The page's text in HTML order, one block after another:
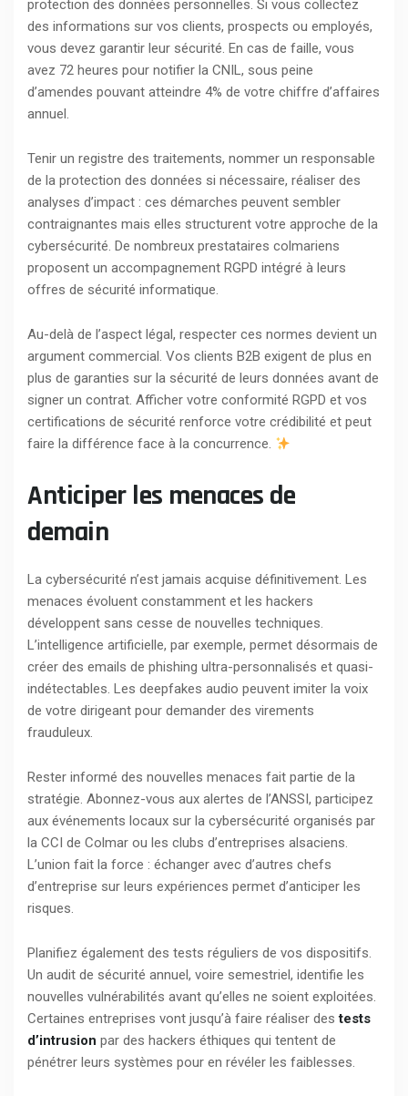
protection des données personnelles. Si vous collectez
des informations sur vos clients, prospects ou employés,
vous devez garantir leur sécurité. En cas de faille, vous
avez 72 heures pour notifier la CNIL, sous peine
d’amendes pouvant atteindre 4% de votre chiffre d’affaires
annuel.
Tenir un registre des traitements, nommer un responsable
de la protection des données si nécessaire, réaliser des
analyses d’impact : ces démarches peuvent sembler
contraignantes mais elles structurent votre approche de la
cybersécurité. De nombreux prestataires colmariens
proposent un accompagnement RGPD intégré à leurs
offres de sécurité informatique.
Au-delà de l’aspect légal, respecter ces normes devient un
argument commercial. Vos clients B2B exigent de plus en
plus de garanties sur la sécurité de leurs données avant de
signer un contrat. Afficher votre conformité RGPD et vos
certifications de sécurité renforce votre crédibilité et peut
faire la différence face à la concurrence.
Anticiper les menaces de
demain
La cybersécurité n’est jamais acquise définitivement. Les
menaces évoluent constamment et les hackers
développent sans cesse de nouvelles techniques.
L’intelligence artificielle, par exemple, permet désormais de
créer des emails de phishing ultra-personnalisés et quasi-
indétectables. Les deepfakes audio peuvent imiter la voix
de votre dirigeant pour demander des virements
frauduleux.
Rester informé des nouvelles menaces fait partie de la
stratégie. Abonnez-vous aux alertes de l’ANSSI, participez
aux événements locaux sur la cybersécurité organisés par
la CCI de Colmar ou les clubs d’entreprises alsaciens.
L’union fait la force : échanger avec d’autres chefs
d’entreprise sur leurs expériences permet d’anticiper les
risques.
Planifiez également des tests réguliers de vos dispositifs.
Un audit de sécurité annuel, voire semestriel, identifie les
nouvelles vulnérabilités avant qu’elles ne soient exploitées.
Certaines entreprises vont jusqu’à faire réaliser destests
d’intrusion par des hackers éthiques qui tentent de
pénétrer leurs systèmes pour en révéler les faiblesses.